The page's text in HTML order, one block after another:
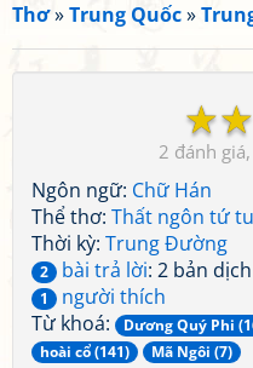
Thơ»Trung Quốc»
☆
☆
2
Ngôn ngữ: Chữ Hán
Thể thơ: Thất ngôn tứ
Thời kỳ: Trung Đường
2 bài trả lời: 2 bản dịch
1
người thích
Từ khoá:
Dương Quý Phi
hoài cổ (141)
Mã Ngôi (7)